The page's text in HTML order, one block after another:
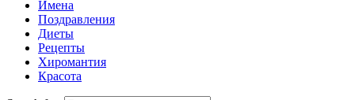
Имена
Поздравления
Диеты
Рецепты
Хиромантия
Красота